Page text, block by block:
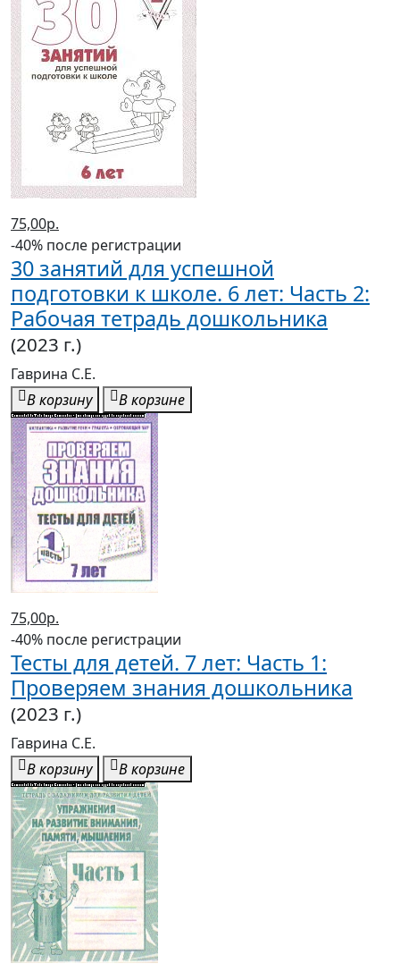
75,00р.
-40% после регистрации
30 занятий для успешной
подготовки к школе. 6 лет: Часть 2:
Рабочая тетрадь дошкольника
(2023 г.)
Гаврина С.Е.
В корзину
В корзине
75,00р.
-40% после регистрации
Тесты для детей. 7 лет: Часть 1:
Проверяем знания дошкольника
(2023 г.)
Гаврина С.Е.
В корзину
В корзине